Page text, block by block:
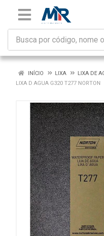
INÍCIO LIXA
LIXA DE
LIXA D AGUA G320 T277 NORTON